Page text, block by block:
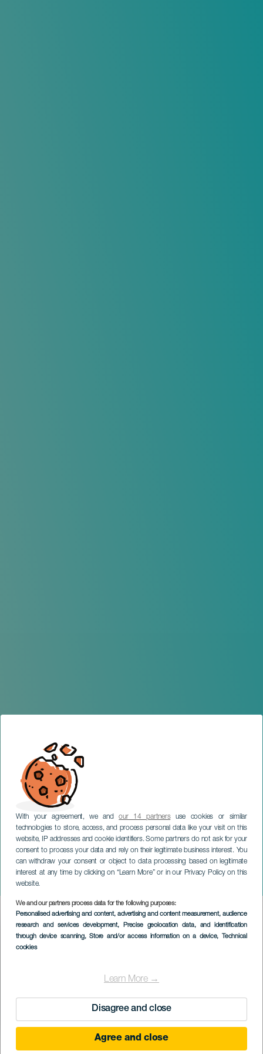
With your agreement, we andour 14 partnersuse cookies or similar
technologies to store, access, and process personal data like your visit on this
website, IP addresses and cookie identifiers. Some partners do not ask for your
consent to process your data and rely on their legitimate business interest. You
can withdraw your consent or object to data processing based on legitimate
interest at any time by clicking on “Learn More” or in our Privacy Policy on this
website.
We and our partners process data for the following purposes:
Personalised advertising and content, advertising and content measurement, audience
research and services development, Precise geolocation data, and identification
through device scanning, Store and/or access information on a device, Technical
cookies
Learn More →
Disagree and close
Agree and close
Concerto del Canarias
Gospel Choir
TENERIFE
Imagen
Listado